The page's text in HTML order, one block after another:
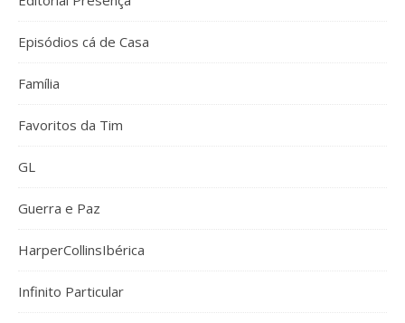
Episódios cá de Casa
Família
Favoritos da Tim
GL
Guerra e Paz
HarperCollinsIbérica
Infinito Particular